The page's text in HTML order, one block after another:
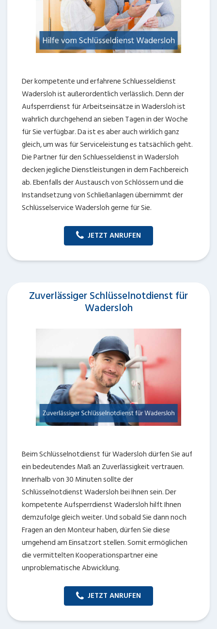
Der kompetente und erfahrene Schluesseldienst
Wadersloh ist außerordentlich verlässlich. Denn der
Aufsperrdienst für Arbeitseinsätze in Wadersloh ist
wahrlich durchgehend an sieben Tagen in der Woche
für Sie verfügbar. Da ist es aber auch wirklich ganz
gleich, um was für Serviceleistung es tatsächlich geht.
Die Partner für den Schluesseldienst in Wadersloh
decken jegliche Dienstleistungen in dem Fachbereich
ab. Ebenfalls der Austausch von Schlössern und die
Instandsetzung von Schließanlagen übernimmt der
Schlüsselservice Wadersloh gerne für Sie.
JETZT ANRUFEN
Zuverlässiger Schlüsselnotdienst für
Wadersloh
Beim Schlüsselnotdienst für Wadersloh dürfen Sie auf
ein bedeutendes Maß an Zuverlässigkeit vertrauen.
Innerhalb von 30 Minuten sollte der
Schlüsselnotdienst Wadersloh bei Ihnen sein. Der
kompetente Aufsperrdienst Wadersloh hilft Ihnen
demzufolge gleich weiter. Und sobald Sie dann noch
Fragen an den Monteur haben, dürfen Sie diese
umgehend am Einsatzort stellen. Somit ermöglichen
die vermittelten Kooperationspartner eine
unproblematische Abwicklung.
JETZT ANRUFEN